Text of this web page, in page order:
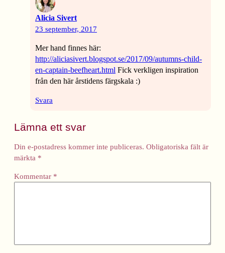
Alicia Sivert
23 september, 2017
Mer hand finnes här:
http://aliciasivert.blogspot.se/2017/09/autumns-child-
en-captain-beefheart.html Fick verkligen inspiration
från den här årstidens färgskala :)
Svara
Lämna ett svar
Din e-postadress kommer inte publiceras. Obligatoriska fält är
märkta *
Kommentar *